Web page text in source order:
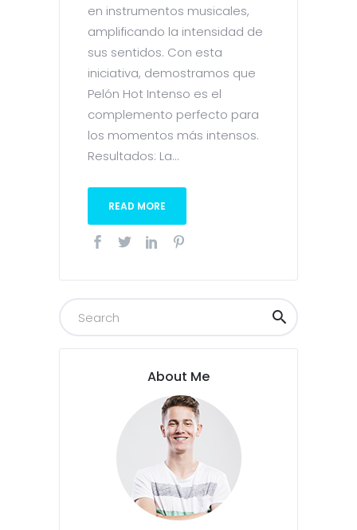
en instrumentos musicales,
amplificando la intensidad de
sus sentidos. Con esta
iniciativa, demostramos que
Pelón Hot Intenso es el
complemento perfecto para
los momentos más intensos.
Resultados: La...
READ MORE
About Me